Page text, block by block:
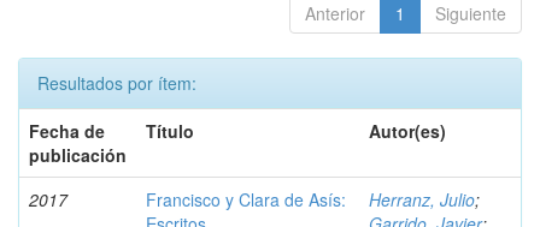
Anterior 1 Siguiente
Resultados por ítem:
Fecha de
publicación
Título Autor(es)
2017
Francisco y Clara de Asís:
Herranz, Julio;